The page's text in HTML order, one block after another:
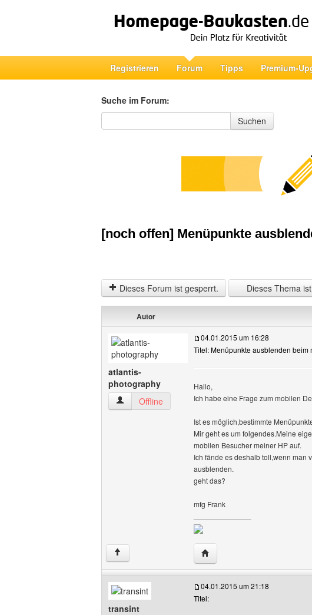
Registrieren Forum Tipps Premium-
Suche im Forum:
Suche im Forum
Suchen
[noch offen] Menüpunkte
Dieses Forum ist gesperrt. Dieses Thema
Autor
atlantis-
photography
atlantis-photography Benutzer-Profile anzeigen
Offline
04.01.2015 um 16:28
Titel: Menüpunkte ausblenden beim
Hallo,
Ich habe eine Frage zum mobilen
Ist es möglich,bestimmte
Mir geht es um folgendes.Meine
mobilen Besucher meiner HP auf.
Ich fände es deshalb toll,wenn man
ausblenden.
geht das?
mfg Frank
↑ Website dieses Benutzers
transint
04.01.2015 um 21:18
Titel: